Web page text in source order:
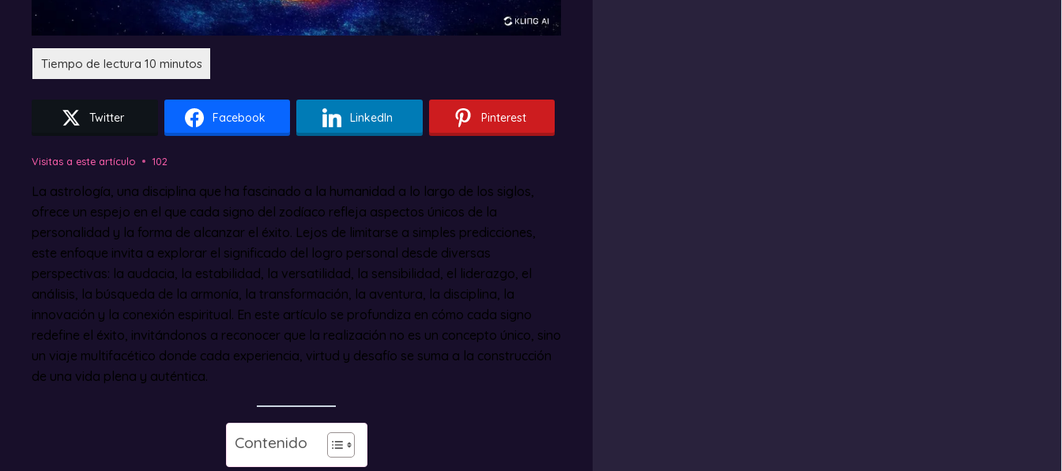
Twitter Facebook LinkedIn Pinterest
Visitas a este artículo 102
La astrología, una disciplina que ha fascinado a la humanidad a lo largo de los siglos,
ofrece un espejo en el que cada signo del zodíaco refleja aspectos únicos de la
personalidad y la forma de alcanzar el éxito. Lejos de limitarse a simples predicciones,
este enfoque invita a explorar el significado del logro personal desde diversas
perspectivas: la audacia, la estabilidad, la versatilidad, la sensibilidad, el liderazgo, el
análisis, la búsqueda de la armonía, la transformación, la aventura, la disciplina, la
innovación y la conexión espiritual. En este artículo se profundiza en cómo cada signo
redefine el éxito, invitándonos a reconocer que la realización no es un concepto único, sino
un viaje multifacético donde cada experiencia, virtud y desafío se suma a la construcción
de una vida plena y auténtica.
Contenido